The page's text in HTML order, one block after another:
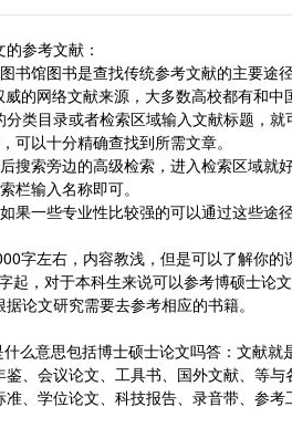
参考文献：
书馆图书是查找传统参考文献的主要途
的网络文献来源，大多数高校都有和
类目录或者检索区域输入文献标题，就
可以十分精确查找到所需文章。
索旁边的高级检索，进入检索区域就好
栏输入名称即可。
果一些专业性比较强的可以通过这
字左右，内容教浅，但是可以了解你的
，对于本科生来说可以参考博硕士论
论文研究需要去参考相应的书籍。
么意思包括博士硕士论文吗答：文献就
、会议论文、工具书、国外文献、等与
、学位论文、科技报告、录音带、参